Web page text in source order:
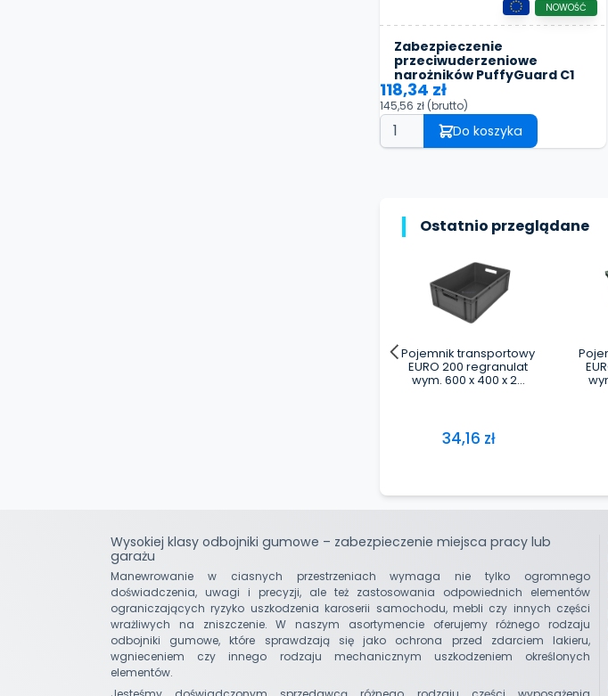
Zabezpieczenie
przeciwuderzeniowe
narożników PuffyGuard C1
NOWOŚĆ
118,34 zł
145,56 zł (brutto)
Do koszyka
Wysokiej klasy odbojniki gumowe – zabezpieczenie miejsca pracy lub
garażu
Manewrowanie w ciasnych przestrzeniach wymaga nie tylko ogromnego
doświadczenia, uwagi i precyzji, ale też zastosowania odpowiednich elementów
ograniczających ryzyko uszkodzenia karoserii samochodu, mebli czy innych części
wrażliwych na zniszczenie. W naszym asortymencie oferujemy różnego rodzaju
odbojniki gumowe, które sprawdzają się jako ochrona przed zdarciem lakieru,
wgnieceniem czy innego rodzaju mechanicznym uszkodzeniem określonych
elementów.